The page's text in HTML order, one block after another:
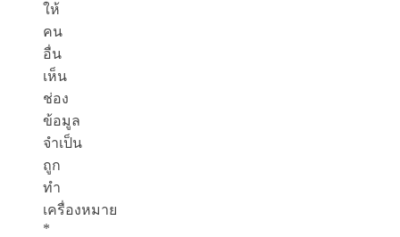
ให้
คน
อื่น
เห็น
ช่อง
ข้อมูล
จำเป็น
ถูก
ทำ
เครื่องหมาย
*